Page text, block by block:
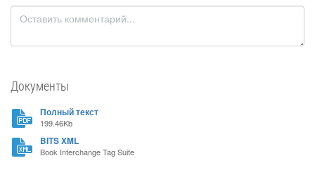
Документы
Полный текст
199.46Kb
BITS XML
Book Interchange Tag Suite